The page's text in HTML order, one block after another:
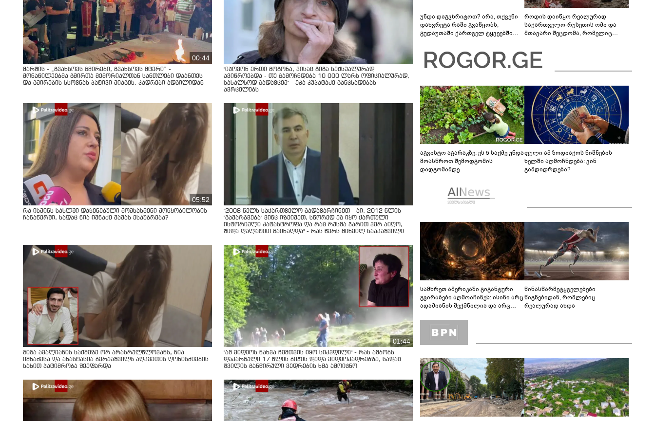
00:44
მარშის - „გვახსოვს გმირები, გვახსოვს მტერი” -
მონაწილეებმა გმირთა მემორიალთან სანთლები დაანთეს
და გმირების ხსოვნას პატივი მიაგეს: კადრები ადგილიდან
"იპოვონ ერთი გოგონა, ვისაც გიგა სექსუალურად
ავიწროებდა - თუ გამოჩნდება 10 000 ლარს ოფიციალურად,
სახალხოდ გადავცემ" - ეკა კუპატაძე განცხადებას
ავრცელებს
05:52
რა ისმინს სახლში დაყენებული მომსასმენი მოწყობილობის
ჩანაწერში, სადაც ნია იმნაძე მამას ესაუბრება?
"2008 წელს საქართველო გადავარჩინეთ - აი, 2012 წლის
"გამარჯვება" ვინც იზეიმეთ, სწორედ ეგ იყო ქართული
ისტორიული კატასტროფა და რაც რუსმა ჯარით ვერ აიღო,
შიდა ღალატით გაინაღდა" - რას წერს მიხეილ სააკაშვილი
გიგა ავალიანის საქმეზე ორ არასრულწლოვანს, ნია
იმნაძესა და ანასტასია ბერუაშვილს აღკვეთის ღონისძიების
სახით პატიმრობა შეეფარდა
01:44
"ამ ვიდეოს ნახვა ჩემთვის იყო სიკვდილი" - რას ამბობს
დაკარგული 17 წლის ბიჭის დედა ვიდეოკადრებზე, სადაც
შვილის განწირული ვედრების ხმა ამოიცნო
უნდა დაგვხრიტოთ? არა, თქვენი
დახვრეტა რაში გვაწყობს,
გუდაუთაში ქართველ ტყვეებში
როდის დაიწყო რეალურად
საქართველო-რუსეთის ომი და
მთავარი შეცდომა, რომელიც
აგვისტო აგარაკზე: ეს 5 საქმე უნდა
მოასწროთ შემოდგომის
დადგომამდე
ფული ამ ზოდიაქოს ნიშნების
ხელში აღმოჩნდება: ვინ
გამდიდრდება?
სამხრეთ ამერიკაში გიგანტური
გვირაბები აღმოაჩინეს: ისინი არც
ადამიანის შექმნილია და არც
ლაბირინთები?
წინასწარმეტყველებები
წიგნებიდან, რომლებიც
რეალურად ახდა